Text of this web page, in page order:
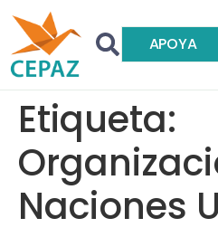
APOYA
Etiqueta:
Naciones